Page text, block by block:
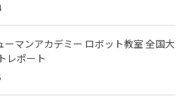
ーマンアカデミー ロボット教室 全国大
レポート